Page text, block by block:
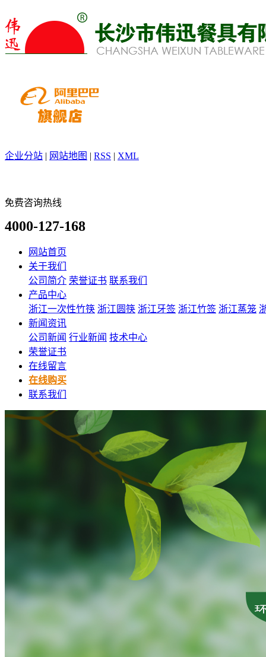
企业分站 | 网站地图 | RSS | XML
免费咨询热线
4000-127-168
网站首页
关于我们
公司简介 荣誉证书 联系我们
产品中心
浙江一次性竹筷 浙江圆筷 浙江牙签 浙江竹签 浙江蒸笼
新闻资讯
公司新闻 行业新闻 技术中心
荣誉证书
在线留言
在线购买
联系我们